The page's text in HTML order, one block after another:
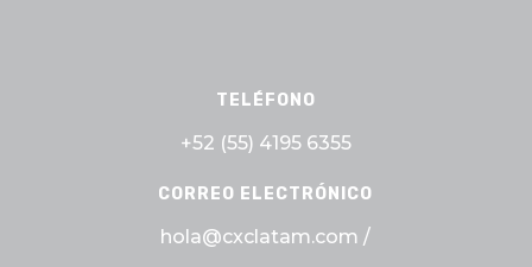
TELÉFONO
+52 (55) 4195 6355
CORREO ELECTRÓNICO
hola@cxclatam.com /